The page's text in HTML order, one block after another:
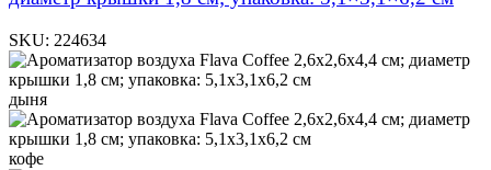
SKU: 224634
дыня
кофе